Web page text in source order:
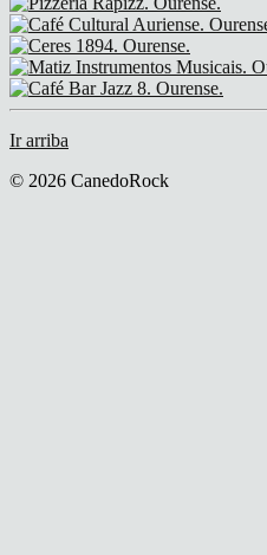
Ir arriba
© 2026 CanedoRock